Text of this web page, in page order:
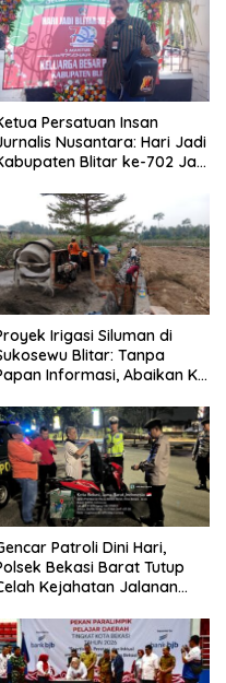
Persatuan Insan
Nusantara: Hari Jadi
Blitar ke-702 Jadi
Pembangunan
Irigasi Siluman di
Blitar: Tanpa
Informasi, Abaikan K3,
Jawab
Patroli Dini Hari,
Bekasi Barat Tutup
Kejahatan Jalanan